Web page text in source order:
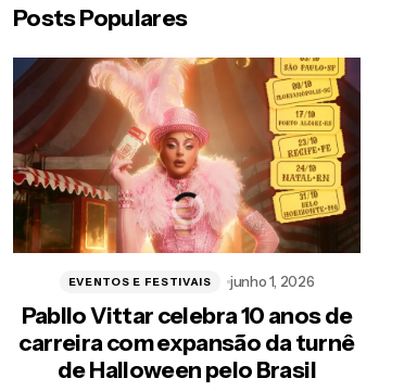
Posts Populares
Pabllo Vittar celebra 10 anos de
carreira com expansão da turnê
de Halloween pelo Brasil
EVENTOS E FESTIVAIS junho 1, 2026